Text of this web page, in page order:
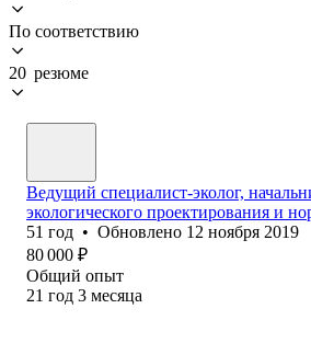
По соответствию
20 резюме
Ведущий специалист-эколог,
экологического проектирования и
51 год • Обновлено 12 ноября 2019
80 000 ₽
Общий опыт
21 год 3 месяца